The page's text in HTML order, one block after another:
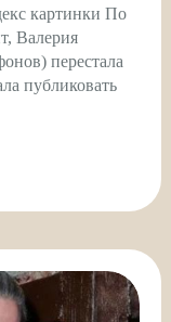
картинки По
Валерия
перестала
публиковать